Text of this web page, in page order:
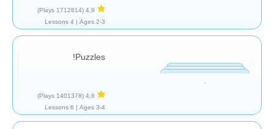
4,9
(1712814 Plays)
Ages 2-3 |
4 Lessons
Puzzles!
4,8
(1401378 Plays)
Ages 3-4 |
6 Lessons